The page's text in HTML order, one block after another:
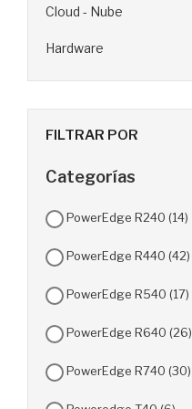
Cloud - Nube
Hardware
FILTRAR POR
Categorías
PowerEdge R240 (14)
PowerEdge R440 (42)
PowerEdge R540 (17)
PowerEdge R640 (26)
PowerEdge R740 (30)